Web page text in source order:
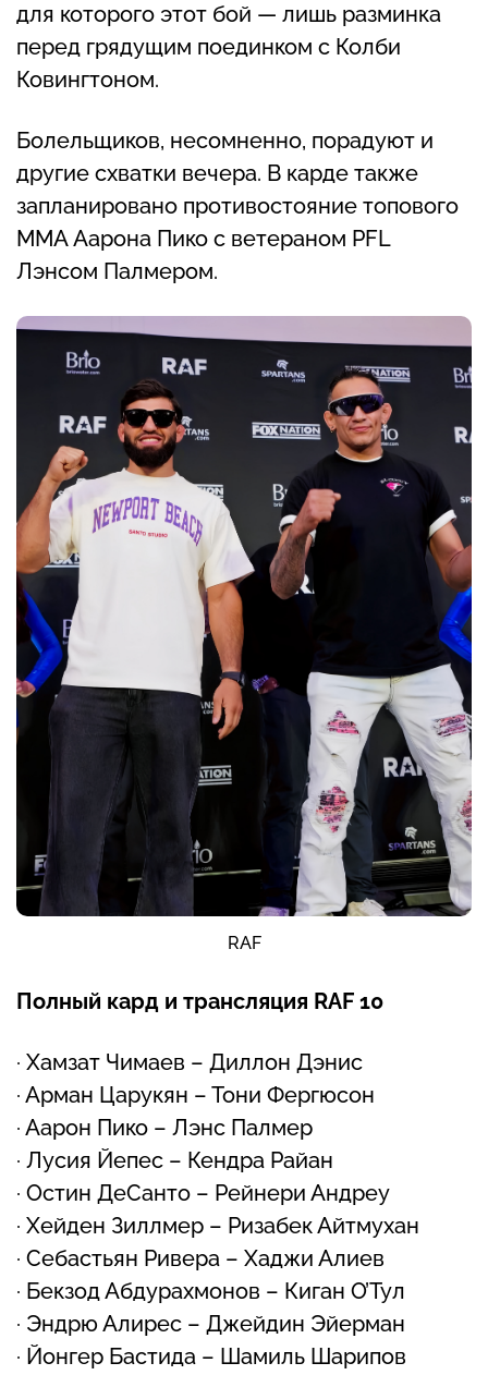
для которого этот бой — лишь разминка
перед грядущим поединком с Колби
Ковингтоном.
Болельщиков, несомненно, порадуют и
другие схватки вечера. В карде также
запланировано противостояние топового
MMA Аарона Пико с ветераном PFL
Лэнсом Палмером.
RAF
Полный кард и трансляция RAF 10
· Хамзат Чимаев – Диллон Дэнис
· Арман Царукян – Тони Фергюсон
· Аарон Пико – Лэнс Палмер
· Лусия Йепес – Кендра Райан
· Остин ДеСанто – Рейнери Андреу
· Хейден Зиллмер – Ризабек Айтмухан
· Себастьян Ривера – Хаджи Алиев
· Бекзод Абдурахмонов – Киган О’Тул
· Эндрю Алирес – Джейдин Эйерман
· Йонгер Бастида – Шамиль Шарипов